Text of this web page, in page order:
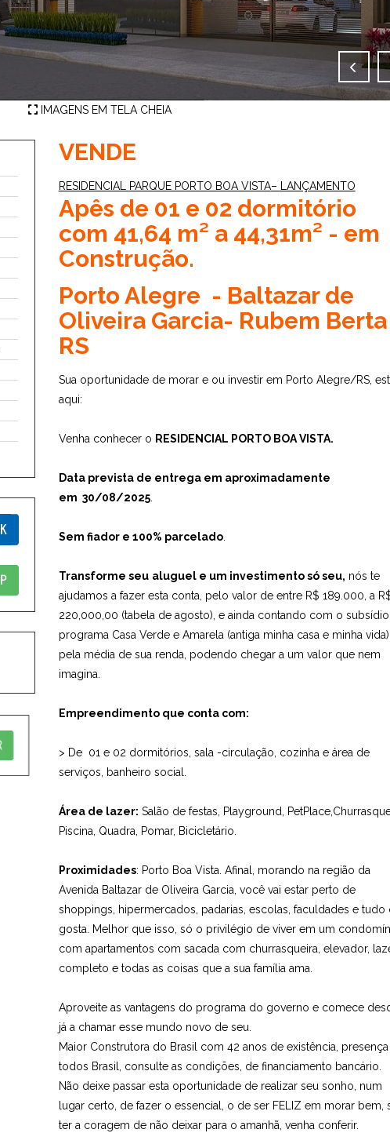
IMAGENS EM TELA CHEIA
VENDE
RESIDENCIAL PARQUE PORTO BOA VISTA– LANÇAMENTO
Apês de 01 e 02 dormitório
com 41,64 m² a 44,31m² - em
Construção.
Porto Alegre - Baltazar de
Oliveira Garcia- Rubem Berta
RS
Sua oportunidade de morar e ou investir em Porto Alegre/RS,
aqui:
Venha conhecer o RESIDENCIAL PORTO BOA VISTA.
Data prevista de entrega em aproximadamente
em 30/08/2025.
Sem fiador e 100% parcelado.
Transforme seu aluguel e um investimento só seu, nós te
ajudamos a fazer esta conta, pelo valor de entre R$ 189.000, a
220,000,00 (tabela de agosto), e ainda contando com o
programa Casa Verde e Amarela (antiga minha casa e minha vida),
pela média de sua renda, podendo chegar a um valor que nem
imagina.
Empreendimento que conta com:
> De 01 e 02 dormitórios, sala -circulação, cozinha e área de
serviços, banheiro social.
Área de lazer: Salão de festas, Playground,
Piscina, Quadra, Pomar, Bicicletário.
Proximidades: Porto Boa Vista. Afinal, morando na região da
Avenida Baltazar de Oliveira Garcia, você vai estar perto de
shoppings, hipermercados, padarias, escolas, faculdades e tudo
gosta. Melhor que isso, só o privilégio de viver em um
com apartamentos com sacada com churrasqueira, elevador,
completo e todas as coisas que a sua família ama.
Aproveite as vantagens do programa do governo e comece
já a chamar esse mundo novo de seu.
Maior Construtora do Brasil com 42 anos de existência,
todos Brasil, consulte as condições, de financiamento bancário.
Não deixe passar esta oportunidade de realizar seu sonho , num
lugar certo, de fazer o essencial, o de ser FELIZ em morar bem,
ter a coragem de não deixar para o amanhã, venha conferir.